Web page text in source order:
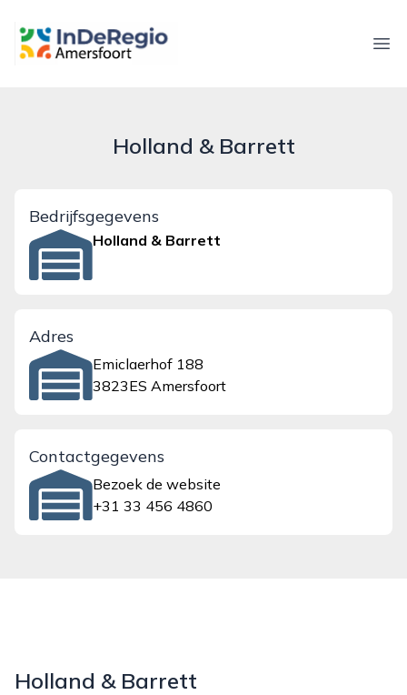
inderegioamersfoort.nl
Holland & Barrett
Bedrijfsgegevens
Holland & Barrett
Adres
Emiclaerhof 188
3823ES Amersfoort
Contactgegevens
Bezoek de website
+31 33 456 4860
Holland & Barrett